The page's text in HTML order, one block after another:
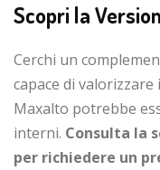
Scopri la
Cerchi un
capace di
Maxalto potrebbe
interni. Consulta la
per richiedere un